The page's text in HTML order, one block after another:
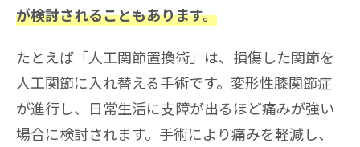
が検討されることもあります。
たとえば「人工関節置換術」は、損傷した関節を
人工関節に入れ替える手術です。変形性膝関節症
が進行し、日常生活に支障が出るほど痛みが強い
場合に検討されます。手術により痛みを軽減し、